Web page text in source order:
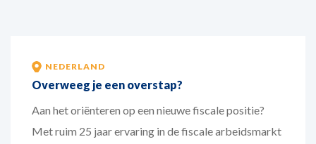
NEDERLAND
Overweeg je een overstap?
Aan het oriënteren op een nieuwe fiscale positie?
Met ruim 25 jaar ervaring in de fiscale arbeidsmarkt